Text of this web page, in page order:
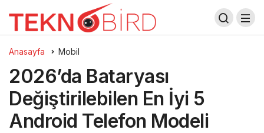
Anasayfa Mobil
2026’da Bataryası
Değiştirilebilen En İyi 5
Android Telefon Modeli